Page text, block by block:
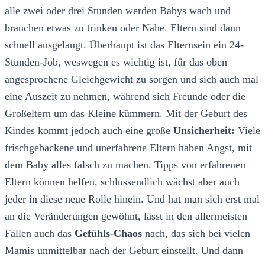
alle zwei oder drei Stunden werden Babys wach und
brauchen etwas zu trinken oder Nähe. Eltern sind dann
schnell ausgelaugt. Überhaupt ist das Elternsein ein 24-
Stunden-Job, weswegen es wichtig ist, für das oben
angesprochene Gleichgewicht zu sorgen und sich auch mal
eine Auszeit zu nehmen, während sich Freunde oder die
Großeltern um das Kleine kümmern. Mit der Geburt des
Kindes kommt jedoch auch eine große Unsicherheit: Viele
frischgebackene und unerfahrene Eltern haben Angst, mit
dem Baby alles falsch zu machen. Tipps von erfahrenen
Eltern können helfen, schlussendlich wächst aber auch
jeder in diese neue Rolle hinein. Und hat man sich erst mal
an die Veränderungen gewöhnt, lässt in den allermeisten
Fällen auch das Gefühls-Chaos nach, das sich bei vielen
Mamis unmittelbar nach der Geburt einstellt. Und dann